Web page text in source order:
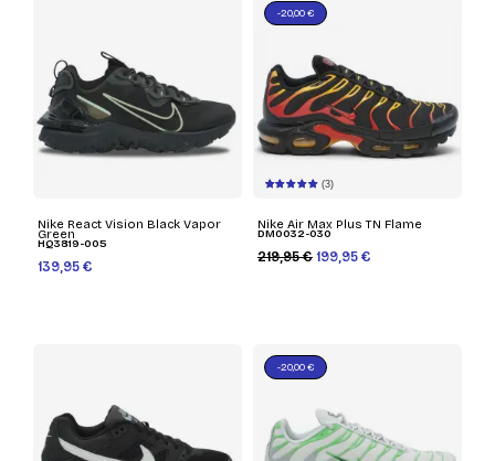
Nike React Vision Black Vapor
Green
HQ3819-005
139,95 €
(3)
Nike Air Max Plus TN Flame
DM0032-030
219,95 € 199,95 €
-20,00 €
-20,00 €